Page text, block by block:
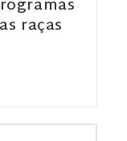
raças